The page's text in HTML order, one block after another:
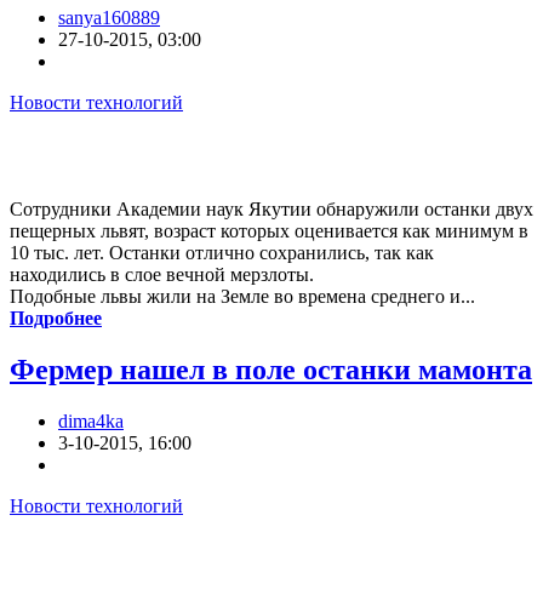
sanya160889
27-10-2015, 03:00
Новости технологий
Сотрудники Академии наук Якутии обнаружили останки двух
пещерных львят, возраст которых оценивается как минимум в
10 тыс. лет. Останки отлично сохранились, так как
находились в слое вечной мерзлоты.
Подобные львы жили на Земле во времена среднего и...
Подробнее
Фермер нашел в поле останки мамонта
dima4ka
3-10-2015, 16:00
Новости технологий